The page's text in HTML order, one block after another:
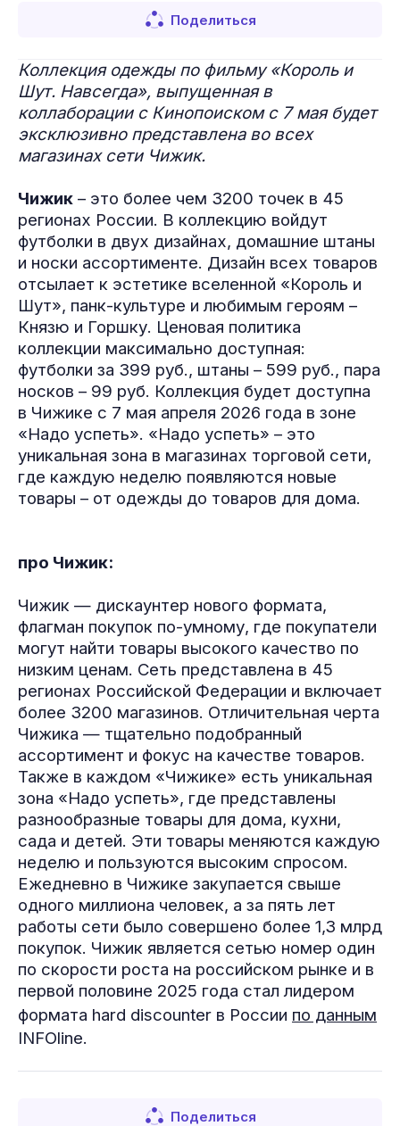
Поделиться
Коллекция одежды по фильму «Король и
Шут. Навсегда», выпущенная в
коллаборации с Кинопоиском с 7 мая будет
эксклюзивно представлена во всех
магазинах сети Чижик.
Чижик – это более чем 3200 точек в 45
регионах России. В коллекцию войдут
футболки в двух дизайнах, домашние штаны
и носки ассортименте. Дизайн всех товаров
отсылает к эстетике вселенной «Король и
Шут», панк-культуре и любимым героям –
Князю и Горшку. Ценовая политика
коллекции максимально доступная:
футболки за 399 руб., штаны – 599 руб., пара
носков – 99 руб. Коллекция будет доступна
в Чижике с 7 мая апреля 2026 года в зоне
«Надо успеть». «Надо успеть» – это
уникальная зона в магазинах торговой сети,
где каждую неделю появляются новые
товары – от одежды до товаров для дома.
про Чижик:
Чижик — дискаунтер нового формата,
флагман покупок по-умному, где покупатели
могут найти товары высокого качество по
низким ценам. Сеть представлена в 45
регионах Российской Федерации и включает
более 3200 магазинов. Отличительная черта
Чижика — тщательно подобранный
ассортимент и фокус на качестве товаров.
Также в каждом «Чижике» есть уникальная
зона «Надо успеть», где представлены
разнообразные товары для дома, кухни,
сада и детей. Эти товары меняются каждую
неделю и пользуются высоким спросом.
Ежедневно в Чижике закупается свыше
одного миллиона человек, а за пять лет
работы сети было совершено более 1,3 млрд
покупок. Чижик является сетью номер один
по скорости роста на российском рынке и в
первой половине 2025 года стал лидером
формата hard discounter в России по данным
INFOline.
Поделиться